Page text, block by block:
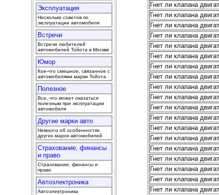
Гнет ли клапана
Гнет ли клапана
Гнет ли клапана
Гнет ли клапана
Гнет ли клапана
Гнет ли клапана
Гнет ли клапана
Гнет ли клапана
Гнет ли клапана
Гнет ли клапана
Гнет ли клапана
Гнет ли клапана
Гнет ли клапана
Гнет ли клапана
Гнет ли клапана
Гнет ли клапана
Гнет ли клапана
Гнет ли клапана
Гнет ли клапана
Эксплуатация
Несколько советов по
эксплуатации автомобиля
Встречи
Встречи любителей
автомобилей Тойота в Москве
Юмор
Кое-что смешное, связанное с
автомобилями марки Тойота
Полезное
Все, что может оказаться
полезным при эксплуатации
автомобиля
Другие марки авто
Немного об особенностях
других марок автомобилей
Страхование, финансы
и право
Страхование, финансы и
право
Автоэлектроника
Автоэлектроника